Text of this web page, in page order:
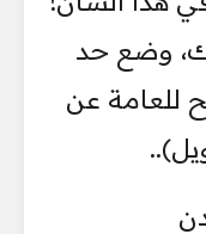
وضع حد
للعامة عن